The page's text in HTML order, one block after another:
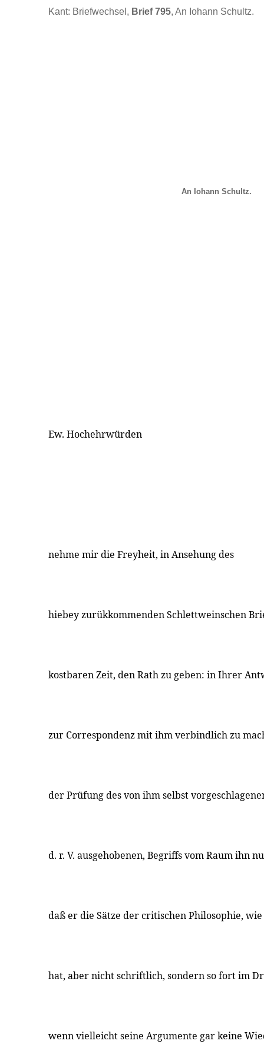
Kant: Briefwechsel, Brief 795, An Iohann Schultz.
An Iohann Schultz.
Ew. Hochehrwürden
nehme mir die Freyheit, in Ansehung des
hiebey zurükkommenden Schlettweinschen
kostbaren Zeit, den Rath zu geben: in Ihrer
zur Correspondenz mit ihm verbindlich zu
der Prüfung des von ihm selbst
d. r. V. ausgehobenen, Begriffs vom Raum ihn
daß er die Sätze der critischen Philosophie,
hat, aber nicht schriftlich, sondern so fort im
wenn vielleicht seine Argumente gar keine